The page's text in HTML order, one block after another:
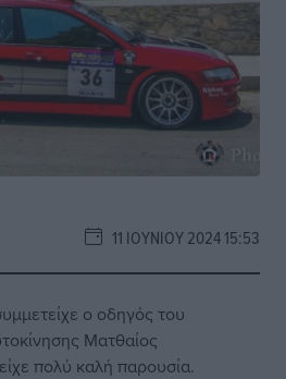
11 ΙΟΥΝΊΟΥ 2024 15:53
ο οδηγός του
Ματθαίος
πολύ καλή παρουσία.